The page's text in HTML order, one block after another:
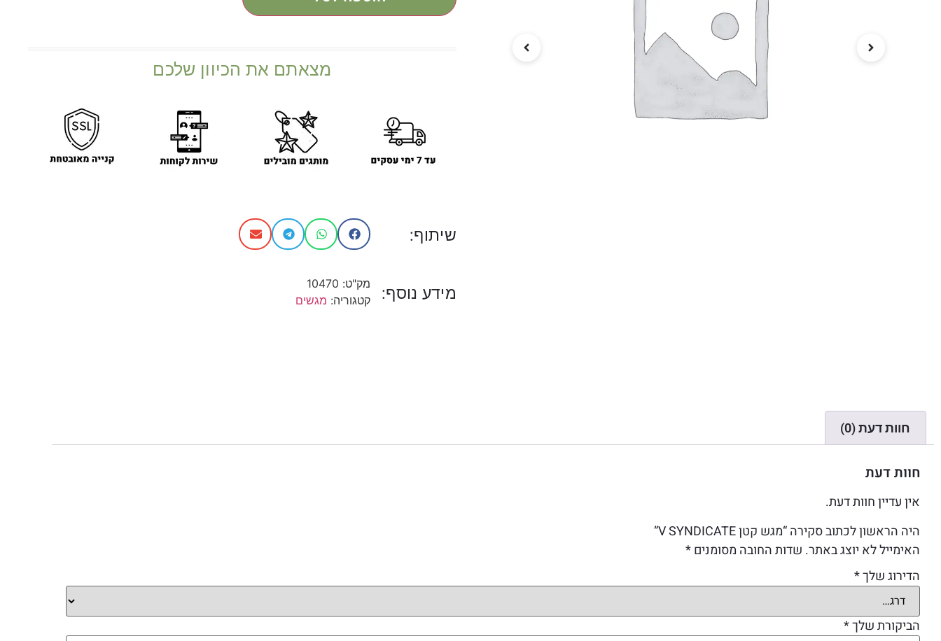
מצאתם את הכיוון שלכם
שיתוף:
מידע נוסף:
מק"ט: 10470
קטגוריה: מגשים
חוות דעת (0)
חוות דעת
אין עדיין חוות דעת.
היה הראשון לכתוב סקירה “מגש קטן V SYNDICATE”
האימייל לא יוצג באתר. שדות החובה מסומנים*
הדירוג שלך*
הביקורת שלך*